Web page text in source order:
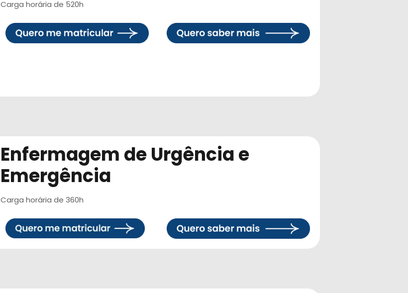
Carga horária de 520h
Enfermagem de Urgência e
Emergência
Carga horária de 360h